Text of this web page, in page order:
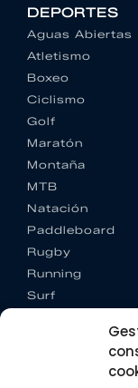
DEPORTES
Aguas Abiertas
Atletismo
Boxeo
Ciclismo
Golf
Maratón
Montaña
MTB
Natación
Paddleboard
Rugby
Running
Surf
CONTACTO